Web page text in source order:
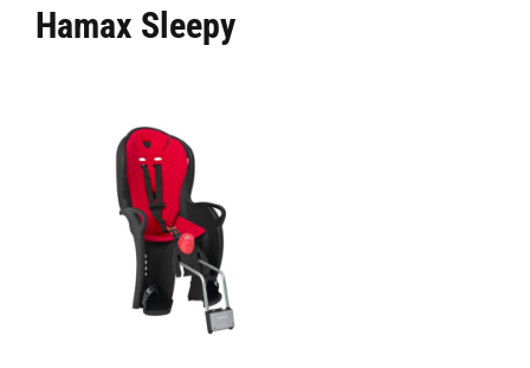
Hamax Sleepy